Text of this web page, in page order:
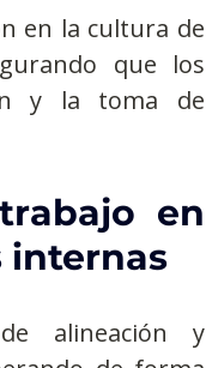
en la cultura de
que los
y la toma de
en
internas
alineación y